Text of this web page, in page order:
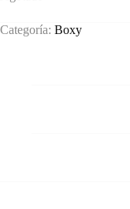
Categoría: Boxy